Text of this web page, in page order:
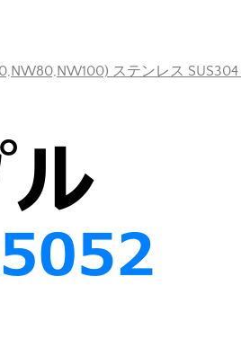
ステンレス SUS304